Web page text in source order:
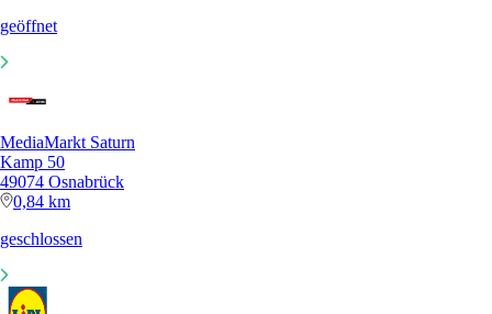
geöffnet
MediaMarkt Saturn
Kamp 50
49074 Osnabrück
0,84 km
geschlossen